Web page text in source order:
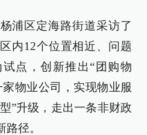
浦区定海路街道采访了
内12个位置相近、问题
点，创新推出“团购物
物业公司，实现物业服
”升级，走出一条非财政
径。